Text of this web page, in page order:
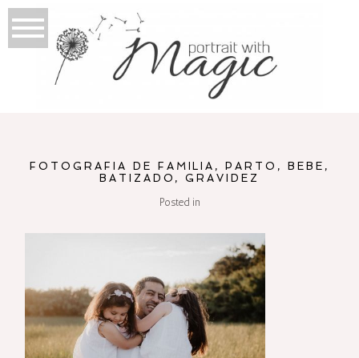
FOTOGRAFIA DE FAMILIA, PARTO, BEBE,
BATIZADO, GRAVIDEZ
Posted in